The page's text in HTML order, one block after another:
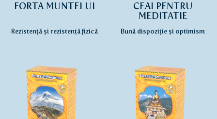
FORTA MUNTELUI
Rezistență și rezistență fizică
CEAI PENTRU
MEDITATIE
Bună dispoziție și optimism